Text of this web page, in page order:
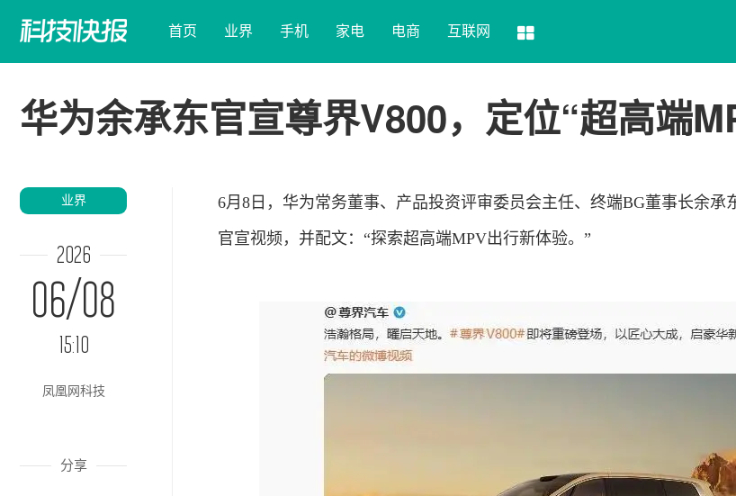
首页 业界 手机 家电 电商 互联网
华为余承东官宣尊界V800，定位“超高端
业界
2026
06/08
15:10
凤凰网科技
分享
6月8日，华为常务董事、产品投资评审委员会主任、终端BG董事长余承
官宣视频，并配文：“探索超高端MPV出行新体验。”